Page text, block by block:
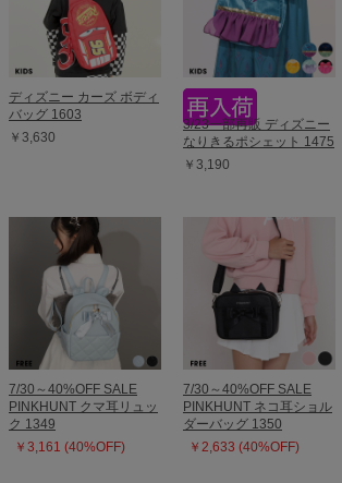
ディズニー カーズ ボディ
バッグ 1603
￥3,630
3/23一部再販 ディズニー
なりきるポシェット 1475
￥3,190
7/30～40%OFF SALE
PINKHUNT クマ耳リュッ
ク 1349
￥3,161 (40%OFF)
7/30～40%OFF SALE
PINKHUNT ネコ耳ショル
ダーバッグ 1350
￥2,633 (40%OFF)